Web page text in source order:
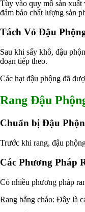
Ngành Sơn
Ngành In Ấn
Ngành Gỗ
Ngành Hóa
Ngành Giấy
Tuyển dụng
Tùy vào quy mô sản xuất
đảm bảo chất lượng sản
Tách Vỏ Đậu
Sau khi sấy khô, đậu
đoạn tiếp theo.
Các hạt đậu phộng đã
Rang Đậu
Chuẩn bị Đậu
Trước khi rang, đậu
Các Phương Pháp
Có nhiều phương pháp
Rang bằng chảo: Đây là